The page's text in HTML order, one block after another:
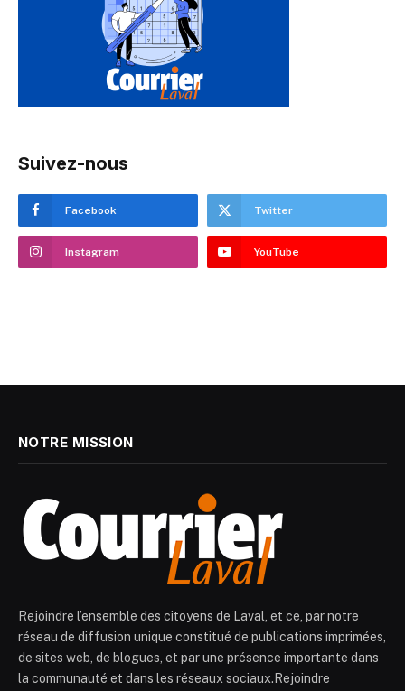
Suivez-nous
Facebook Twitter
Instagram YouTube
NOTRE MISSION
Rejoindre l’ensemble des citoyens de Laval, et ce, par notre
réseau de diffusion unique constitué de publications imprimées,
de sites web, de blogues, et par une présence importante dans
la communauté et dans les réseaux sociaux.Rejoindre